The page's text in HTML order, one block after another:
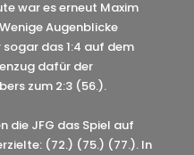
war es erneut Maxim
Augenblicke
das 1:4 auf dem
dafür der
zum 2:3 (56.).
die JFG das Spiel auf
(72.) (75.) (77.). In